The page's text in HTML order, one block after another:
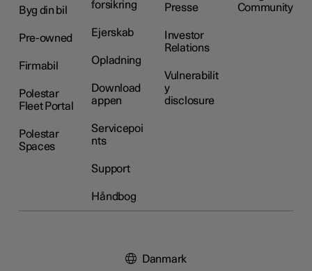
Byg din bil
Pre-owned
Firmabil
Polestar
Fleet Portal
Polestar
Spaces
forsikring
Ejerskab
Opladning
Download
appen
Servicepoi
nts
Support
Håndbog
Presse
Investor
Relations
Vulnerabilit
y
disclosure
Community
Danmark